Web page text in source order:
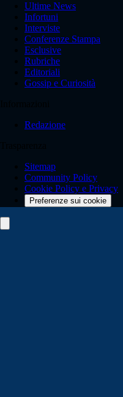
Ultime News
Infortuni
Interviste
Conferenze Stampa
Esclusive
Rubriche
Editoriali
Gossip e Curiosità
Redazione
Sitemap
Community Policy
Cookie Policy e Privacy
Preferenze sui cookie